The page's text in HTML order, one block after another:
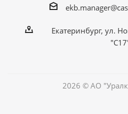
Екатеринбург, ул.
2026 © АО